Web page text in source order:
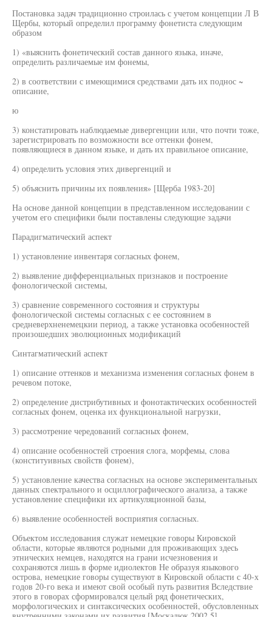
Постановка задач традиционно строилась с учетом концепции Л В
Щербы, который определил программу фонетиста следующим
образом
1) «выяснить фонетический состав данного языка, иначе,
определить различаемые им фонемы,
2) в соответствии с имеющимися средствами дать их поднос ~
описание,
ю
3) констатировать наблюдаемые дивергенции или, что почти тоже,
зарегистрировать по возможности все оттенки фонем,
появляющиеся в данном языке, и дать их правильное описание,
4) определить условия этих дивергенций и
5) объяснить причины их появления» [Щерба 1983-20]
На основе данной концепции в представленном исследовании с
учетом его специфики были поставлены следующие задачи
Парадигматический аспект
1) установление инвентаря согласных фонем,
2) выявление дифференциальных признаков и построение
фонологической системы,
3) сравнение современного состояния и структуры
фонологической системы согласных с ее состоянием в
средневерхненемецкии период, а также установка особенностей
произошедших эволюционных модификаций
Синтагматический аспект
1) описание оттенков и механизма изменения согласных фонем в
речевом потоке,
2) определение дистрибутивных и фонотактических особенностей
согласных фонем, оценка их функциональной нагрузки,
3) рассмотрение чередований согласных фонем,
4) описание особенностей строения слога, морфемы, слова
(конституивных свойств фонем),
5) установление качества согласных на основе экспериментальных
данных спектрального и осциллографического анализа, а также
установление специфики их артикуляционной базы,
6) выявление особенностей восприятия согласных.
Объектом исследования служат немецкие говоры Кировской
области, которые являются родными для проживающих здесь
этнических немцев, находятся на грани исчезновения и
сохраняются лишь в форме идиолектов Не образуя языкового
острова, немецкие говоры существуют в Кировской области с 40-х
годов 20-го века и имеют свой особый путь развития Вследствие
этого в говорах сформировался целый ряд фонетических,
морфологических и синтаксических особенностей, обусловленных